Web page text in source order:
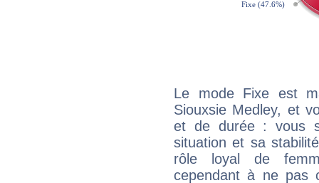
Le mode Fixe est
Siouxsie Medley, et
et de durée : vous
situation et sa
rôle loyal de
cependant à ne pas